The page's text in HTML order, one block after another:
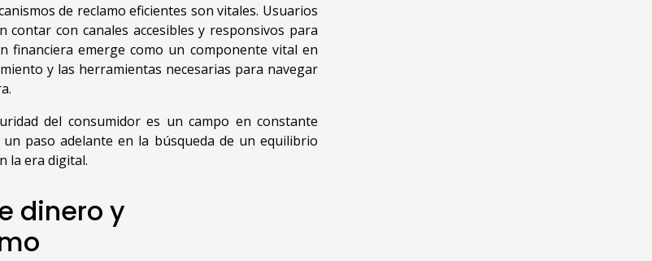
de reclamo eficientes son vitales. Usuarios
contar con canales accesibles y responsivos para
financiera emerge como un componente vital en
y las herramientas necesarias para navegar
del consumidor es un campo en constante
paso adelante en la búsqueda de un equilibrio
la era digital.
dinero y